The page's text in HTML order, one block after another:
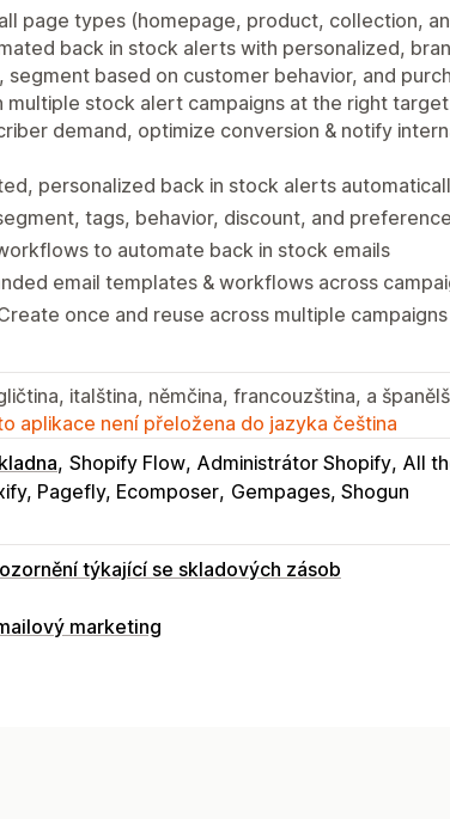
page types (homepage, product, collection,
back in stock alerts with personalized,
based on customer behavior, and
stock alert campaigns at the right
demand, optimize conversion & notify
personalized back in stock alerts
tags, behavior, discount, and
to automate back in stock emails
email templates & workflows across
once and reuse across multiple campaigns
italština, němčina, francouzština, a
aplikace není přeložena do jazyka čeština
Shopify Flow Administrátor Shopify All
Pagefly, Ecomposer Gempages, Shogun
týkající se skladových zásob
marketing